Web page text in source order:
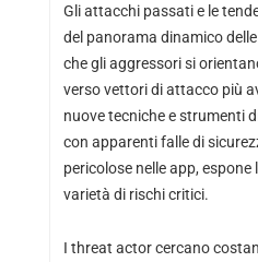
Gli attacchi passati e le
del panorama dinamico
che gli aggressori si
verso vettori di attacco più
nuove tecniche e strumenti
con apparenti falle di
pericolose nelle app,
varietà di rischi critici.
I threat actor cercano